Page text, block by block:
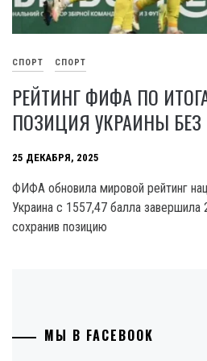
СПОРТ СПОРТ
РЕЙТИНГ ФИФА ПО
ПОЗИЦИЯ УКРАИНЫ
25 ДЕКАБРЯ, 2025
ФИФА обновила мировой рейтинг
Украина с 1557,47 балла
сохранив позицию
МЫ В FACEBOOK